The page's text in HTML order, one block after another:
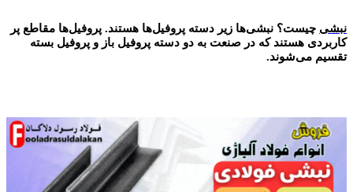
نبشی چیست؟ نبشی‌ها زیر دسته پروفیل‌ها هستند. پروفیل‌ها مقاطع پر
کاربردی هستند که در صنعت به دو دسته پروفیل باز و پروفیل بسته
تقسیم می‌شوند.